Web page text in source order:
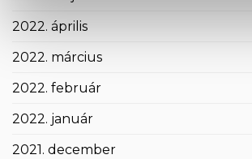
2022. április
2022. március
2022. február
2022. január
2021. december